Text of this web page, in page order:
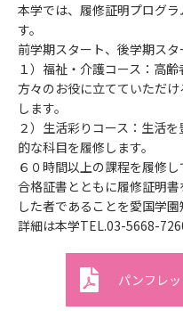
本学では、履修証明プログ
す。
前学期スタート、後学期スタ
１）福祉・介護コース：高
方々のお役に立てていただ
します。
２）生活彩りコース：生活
的な科目を履修します。
６０時間以上の課程を履修
合格証書とともに履修証明
した者であることを愛国学園
詳細は本学TEL.03-5668-
パンフレ